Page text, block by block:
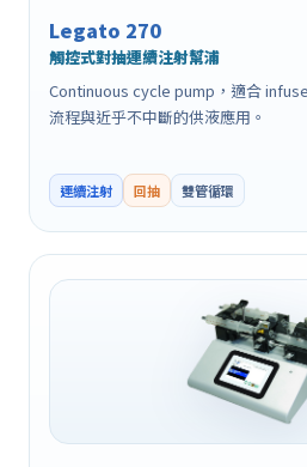
Legato 270
觸控式對抽連續注射幫浦
Continuous cycle pump，適合
流程與近乎不中斷的供液應用。
連續注射 回抽 雙管循環